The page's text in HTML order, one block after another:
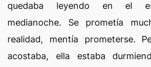
quedaba leyendo en el
medianoche. Se prometía
realidad, mentía prometerse.
acostaba, ella estaba